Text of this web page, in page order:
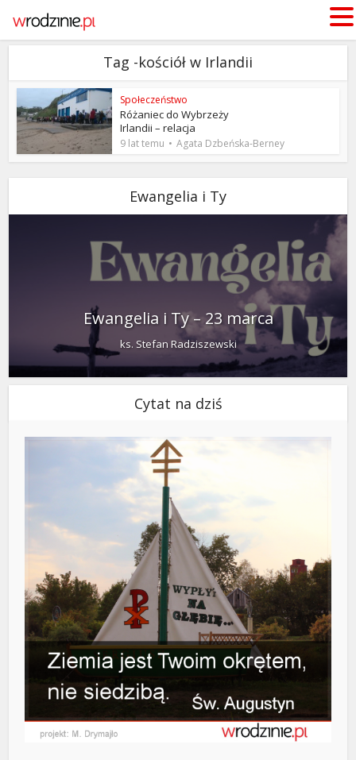
Tag -kościół w Irlandii
Społeczeństwo
Różaniec do Wybrzeży
Irlandii – relacja
9 lat temu Agata Dzbeńska-Berney
Ewangelia i Ty
Ewangelia i Ty – 23 marca
ks. Stefan Radziszewski
Cytat na dziś